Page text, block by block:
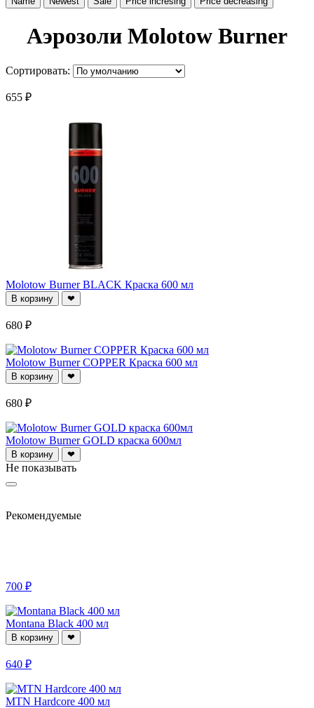
Аэрозоли Molotow Burner
Сортировать:
655 ₽
Molotow Burner BLACK Краска 600 мл
В корзину ❤
680 ₽
Molotow Burner COPPER Краска 600 мл
В корзину ❤
680 ₽
Molotow Burner GOLD краска 600мл
В корзину ❤
Не показывать
Рекомендуемые
700 ₽
Montana Black 400 мл
В корзину ❤
640 ₽
MTN Hardcore 400 мл